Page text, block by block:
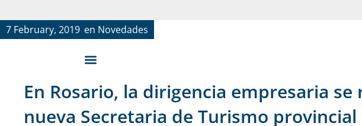
7 February, 2019 en Novedades
En Rosario, la dirigencia empresaria se
nueva Secretaria de Turismo provincial